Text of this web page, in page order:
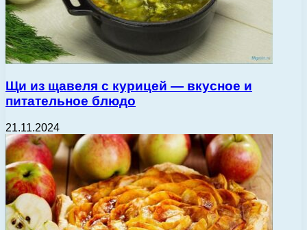
Щи из щавеля с курицей — вкусное и
питательное блюдо
21.11.2024